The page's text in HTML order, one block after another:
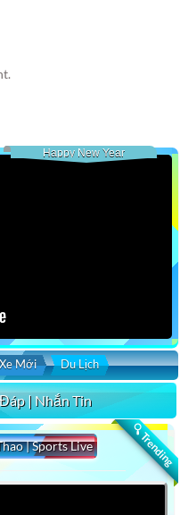
Happy New Year
Mới Du Lịch
| Nhắn Tin
🔍 Trending
| Sports Live